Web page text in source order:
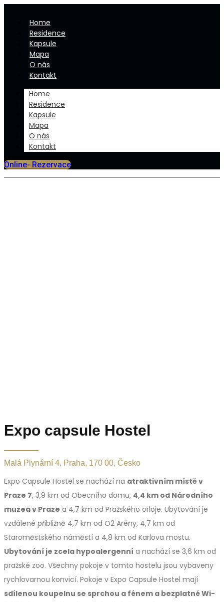
Home
Residence
Kapsule
Mapa
O nás
Kontakt
Home
Residence
Kapsule
Mapa
O nás
Kontakt
Online- Rezervace
Expo capsule Hostel
Malá Plynární 4, Praha, 170 00, Česko
Expo Capsule Hostel se nachází na atraktivním místě v
Praze 7, 3,9 km od Obecního domu, 4,4 km od Národního
muzea v Praze a 4,7 km od Pražského orloje. Ubytování je
vzdálené přibližně 4,7 km od O2 Arény, 4,7 km od
Staroměstského náměstí a 4,8 km od Karlova mostu.
Ubytování je zcela hypoalergenní a nachází se 3,6 km od
pražské zoo. Všechny pokoje v tomto hostelu jsou vybaveny
rychlovarnou konvicí. Pokoje v Expo Capsule Hostel mají
sdílenou koupelnu se sprchou a fénem a bezplatné Wi-